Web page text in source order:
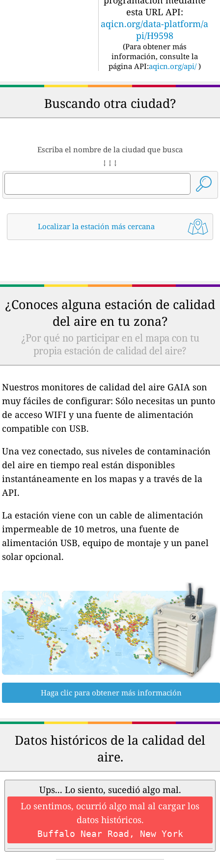
esta URL API:
aqicn.org/data-platform/a
pi/H9598
(Para obtener más
información, consulte la
página API:aqicn.org/api/ )
Buscando otra ciudad?
Escriba el nombre de la ciudad que busca
↓ ↓ ↓
Localizar la estación más cercana
¿Conoces alguna estación de calidad
del aire en tu zona?
¿Por qué no participar en el mapa con tu
propia estación de calidad del aire?
Nuestros monitores de calidad del aire GAIA son
muy fáciles de configurar: Sólo necesitas un punto
de acceso WIFI y una fuente de alimentación
compatible con USB.
Una vez conectado, sus niveles de contaminación
del aire en tiempo real están disponibles
instantáneamente en los mapas y a través de la
API.
La estación viene con un cable de alimentación
impermeable de 10 metros, una fuente de
alimentación USB, equipo de montaje y un panel
solar opcional.
Haga clic para obtener más información
Datos históricos de la calidad del
aire.
Ups... Lo siento, sucedió algo mal.
Lo sentimos, ocurrió algo mal al cargar los
datos históricos.
Buffalo Near Road, New York